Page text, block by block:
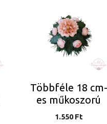
Többféle 18 cm-
es műkoszorú
1.550Ft
terméknek
több
variációja
változatok
termékoldalon